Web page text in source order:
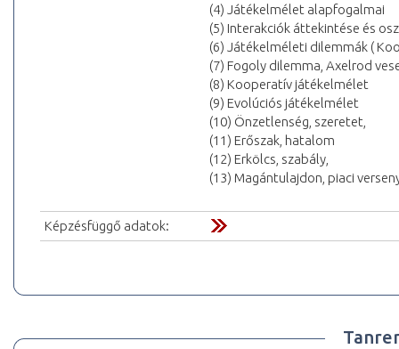
(4) Játékelmélet alapfogalmai
(5) Interakciók áttekintése és
(6) Játékelméleti dilemmák (
(7) Fogoly dilemma, Axelrod
(8) Kooperatív játékelmélet
(9) Evolúciós játékelmélet
(10) Önzetlenség, szeretet,
(11) Erőszak, hatalom
(12) Erkölcs, szabály,
(13) Magántulajdon, piaci
Képzésfüggő adatok: